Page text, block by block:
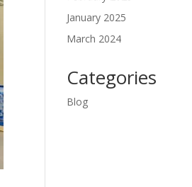
January 2025
March 2024
Categories
Blog